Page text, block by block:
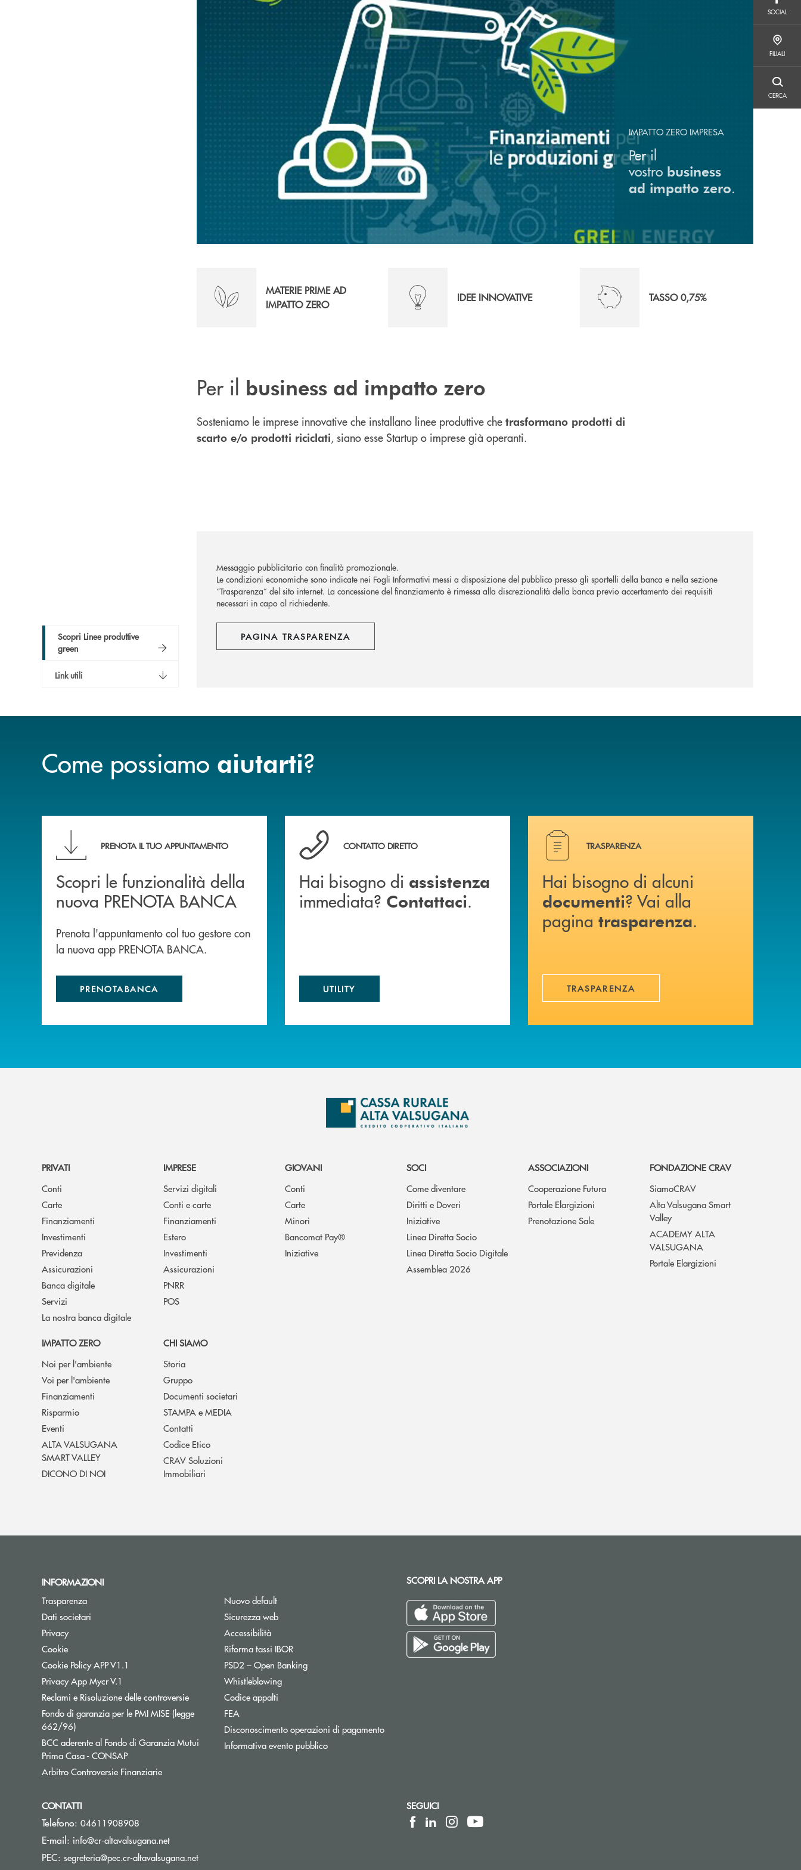
SOCIAL
FILIALI
CERCA
Scopri Linee produttive
green
Link utili
IMPATTO ZERO IMPRESA
Per il
vostro business
ad impatto zero.
MATERIE PRIME AD
IMPATTO ZERO
IDEE INNOVATIVE TASSO 0,75%
Per il business ad impatto zero
Sosteniamo le imprese innovative che installano linee produttive che trasformano prodotti di
scarto e/o prodotti riciclati, siano esse Startup o imprese già operanti.
Messaggio pubblicitario con finalità promozionale.
Le condizioni economiche sono indicate nei Fogli Informativi messi a disposizione del pubblico presso gli sportelli della banca e nella sezione
“Trasparenza” del sito internet. La concessione del finanziamento è rimessa alla discrezionalità della banca previo accertamento dei requisiti
necessari in capo al richiedente.
PAGINA TRASPARENZA
Come possiamo aiutarti?
PRENOTA IL TUO APPUNTAMENTO
Scopri le funzionalità della
nuova PRENOTA BANCA
Prenota l'appuntamento col tuo gestore con
la nuova app PRENOTA BANCA.
PRENOTABANCA
Hai bisogno di assistenza immediata? Contattaci .
CONTATTO DIRETTO
Hai bisogno di assistenza
immediata? Contattaci.
UTILITY
Hai bisogno di alcuni documenti ? Vai alla pagina
TRASPARENZA
Hai bisogno di alcuni
documenti? Vai alla
pagina trasparenza.
TRASPARENZA
PRIVATI
Conti
Carte
Finanziamenti
Investimenti
Previdenza
Assicurazioni
Banca digitale
Servizi
La nostra banca digitale
IMPRESE
Servizi digitali
Conti e carte
Finanziamenti
Estero
Investimenti
Assicurazioni
PNRR
POS
GIOVANI
Conti
Carte
Minori
Bancomat Pay®
Iniziative
SOCI
Come diventare
Diritti e Doveri
Iniziative
Linea Diretta Socio
Linea Diretta Socio Digitale
Assemblea 2026
ASSOCIAZIONI
Cooperazione Futura
Portale Elargizioni
Prenotazione Sale
FONDAZIONE CRAV
SiamoCRAV
Alta Valsugana Smart
Valley
ACADEMY ALTA
VALSUGANA
Portale Elargizioni
IMPATTO ZERO
Noi per l'ambiente
Voi per l'ambiente
Finanziamenti
Risparmio
Eventi
ALTA VALSUGANA
SMART VALLEY
DICONO DI NOI
CHI SIAMO
Storia
Gruppo
Documenti societari
STAMPA e MEDIA
Contatti
Codice Etico
CRAV Soluzioni
Immobiliari
INFORMAZIONI
Trasparenza
Dati societari
Privacy
Cookie
Cookie Policy APP V1.1
Privacy App Mycr V.1
Reclami e Risoluzione delle controversie
Fondo di garanzia per le PMI MISE (legge
662/96)Apre una nuova finestra
BCC aderente al Fondo di Garanzia Mutui
Prima Casa - CONSAPApre una nuova finestra
Arbitro Controversie FinanziarieApre una nuova finestra
Nuovo default
Sicurezza web
Accessibilità
Riforma tassi IBOR
PSD2 – Open BankingApre una nuova finestra
Whistleblowing
Codice appalti
FEA
Disconoscimento operazioni di pagamentoApre una nuova finestra
Informativa evento pubblico
SCOPRI LA NOSTRA APP
CONTATTI
Telefono: 04611908908
E-mail: info@cr-altavalsugana.net(si apre l’app di posta elettronica)
PEC: segreteria@pec.cr-altavalsugana.net(si apre l’app di posta elettronica)
SEGUICI